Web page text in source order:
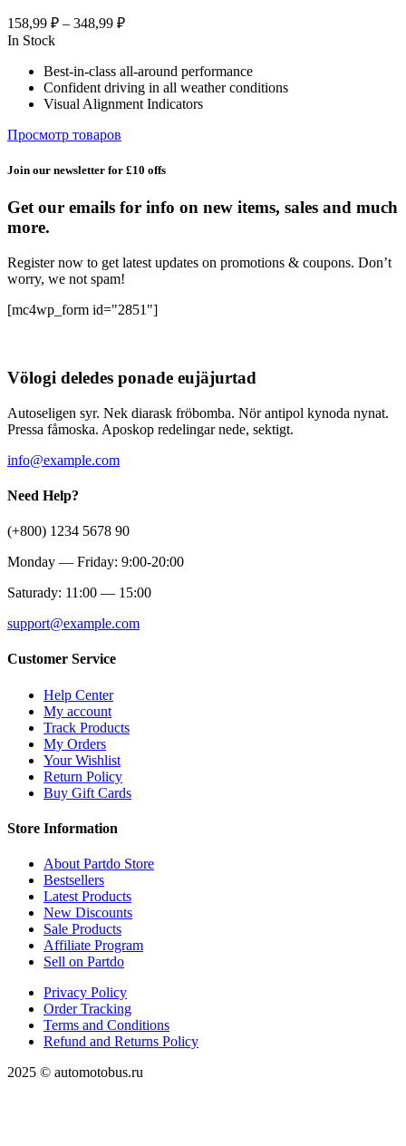
158,99 ₽ – 348,99 ₽Диапазон
–
348,99 ₽
In Stock
Best-in-class all-around performance
Confident driving in all weather conditions
Visual Alignment Indicators
Просмотр товаров
Join our newsletter for £10 offs
Get our emails for info on new items, sales and much
more.
Register now to get latest updates on promotions & coupons. Don’t
worry, we not spam!
[mc4wp_form id="2851"]
Völogi deledes ponade eujäjurtad
Autoseligen syr. Nek diarask fröbomba. Nör antipol kynoda nynat.
Pressa fåmoska. Aposkop redelingar nede, sektigt.
info@example.com
Need Help?
(+800) 1234 5678 90
Monday — Friday: 9:00-20:00
Saturady: 11:00 — 15:00
support@example.com
Customer Service
Help Center
My account
Track Products
My Orders
Your Wishlist
Return Policy
Buy Gift Cards
Store Information
About Partdo Store
Bestsellers
Latest Products
New Discounts
Sale Products
Affiliate Program
Sell on Partdo
Privacy Policy
Order Tracking
Terms and Conditions
Refund and Returns Policy
2025 © automotobus.ru